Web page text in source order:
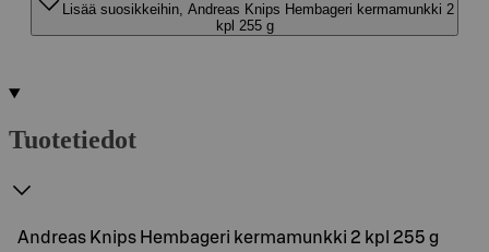
Lisää suosikkeihin, Andreas Knips Hembageri kermamunkki 2
kpl 255 g
Tuotetiedot
Andreas Knips Hembageri kermamunkki 2 kpl 255 g